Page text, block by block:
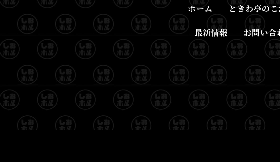
ホーム ときわ亭のこ
最新情報 お問い合